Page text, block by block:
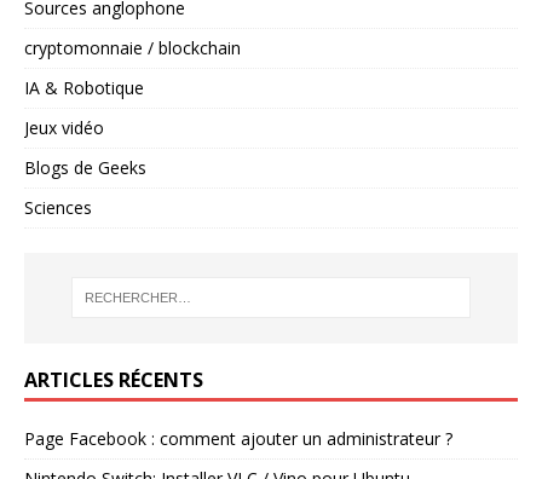
Sources anglophone
cryptomonnaie / blockchain
IA & Robotique
Jeux vidéo
Blogs de Geeks
Sciences
ARTICLES RÉCENTS
Page Facebook : comment ajouter un administrateur ?